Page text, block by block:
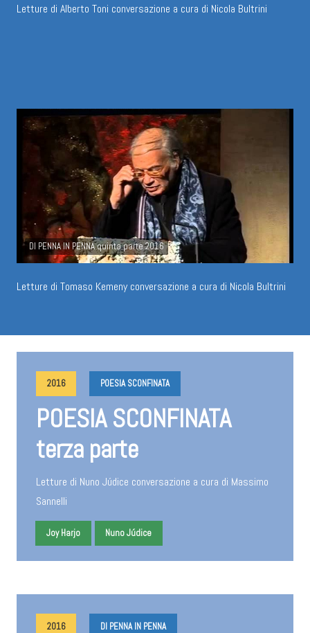
Letture di Alberto Toni conversazione a cura di Nicola Bultrini
DI PENNA IN PENNA quinta parte 2016
Letture di Tomaso Kemeny conversazione a cura di Nicola Bultrini
2016 POESIA SCONFINATA
POESIA SCONFINATA
terza parte
Letture di Nuno Júdice conversazione a cura di Massimo
Sannelli
Joy Harjo Nuno Júdice
2016 DI PENNA IN PENNA